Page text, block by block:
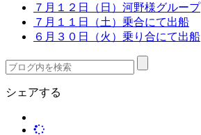
７月１２日（日）河野様グループ
７月１１日（土）乗合にて出船
６月３０日（火）乗り合にて出船
シェアする